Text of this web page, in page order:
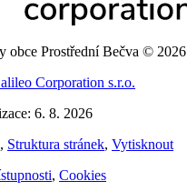
obce Prostřední Bečva © 2026
Corporation s.r.o.
6. 8. 2026
, Struktura stránek, Vytisknout
, Cookies